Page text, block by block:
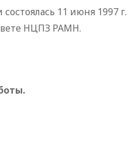
11 июня 1997 г.
НЦПЗ РАМН.